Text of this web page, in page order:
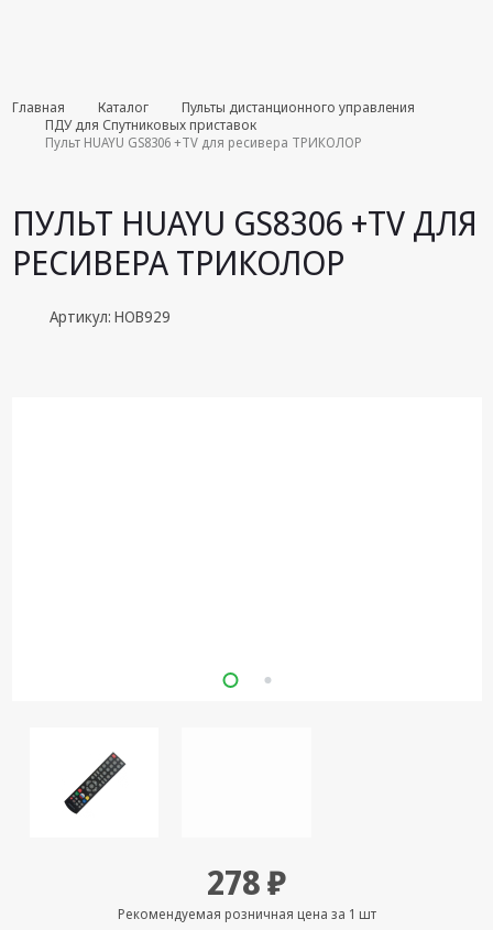
Комплекты
августа
Android TV
приставки
Сетевые
Сетевое
оборудование
Главная Каталог
Пульты дистанционного управления
ПДУ для Спутниковых приставок
Пульт HUAYU GS8306 +TV для ресивера ТРИКОЛОР
ПУЛЬТ HUAYU GS8306 +TV ДЛЯ
РЕСИВЕРА ТРИКОЛОР
Артикул: HOB929
278 ₽
Рекомендуемая розничная цена за 1 шт